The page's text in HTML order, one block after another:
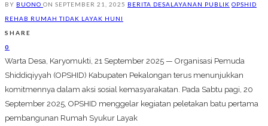
BY BUONO ON SEPTEMBER 21, 2025 BERITA DESALAYANAN PUBLIK OPSHID
REHAB RUMAH TIDAK LAYAK HUNI
SHARE
0
Warta Desa, Karyomukti, 21 September 2025 — Organisasi Pemuda
Shiddiqiyyah (OPSHID) Kabupaten Pekalongan terus menunjukkan
komitmennya dalam aksi sosial kemasyarakatan. Pada Sabtu pagi, 20
September 2025, OPSHID menggelar kegiatan peletakan batu pertama
pembangunan Rumah Syukur Layak